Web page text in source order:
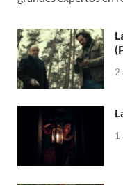
2
1